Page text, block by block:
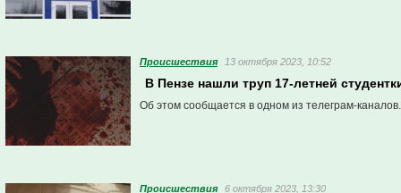
Проиcшествия 13 октября 2023, 10:52
В Пензе нашли труп 17-летней
Об этом сообщается в одном из телеграм-каналов.
Проиcшествия 6 октября 2023, 13:30